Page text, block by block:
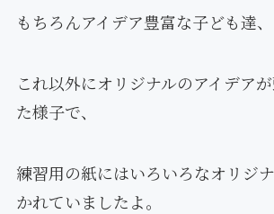
もちろんアイデア豊富な子ども達、
これ以外にオリジナルのアイデア
た様子で、
練習用の紙にはいろいろなオリジ
かれていましたよ。